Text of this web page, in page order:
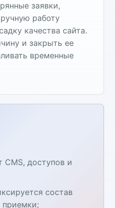
заявки,
работу
качества сайта.
и закрыть ее
временные
CMS, доступов и
состав
приемки;